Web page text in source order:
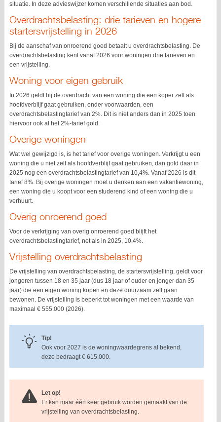
situatie. In deze advieswijzer komen verschillende situaties aan bod.
Overdrachtsbelasting: drie tarieven en hogere
startersvrijstelling in 2026
Bij de aanschaf van onroerend goed betaalt u overdrachtsbelasting. De
overdrachtsbelasting kent vanaf 2026 voor woningen drie tarieven en
een vrijstelling.
Woning voor eigen gebruik
In 2026 geldt bij de overdracht van een woning die een koper zelf als
hoofdverblijf gaat gebruiken, onder voorwaarden, een
overdrachtsbelastingtarief van 2%. Dit is niet anders dan in 2025 toen
hiervoor ook al het 2%-tarief gold.
Overige woningen
Wat wel gewijzigd is, is het tarief voor overige woningen. Verkrijgt u een
woning die u niet zelf als hoofdverblijf gaat gebruiken, dan gold daar in
2025 nog een overdrachtsbelastingtarief van 10,4%. Vanaf 2026 is dit
tarief 8%. Bij overige woningen moet u denken aan een vakantiewoning,
een woning die u koopt voor een studerend kind of een woning die u
verhuurt.
Overig onroerend goed
Voor de verkrijging van overig onroerend goed blijft het
overdrachtsbelastingtarief, net als in 2025, 10,4%.
Vrijstelling overdrachtsbelasting
De vrijstelling van overdrachtsbelasting, de startersvrijstelling, geldt voor
jongeren tussen 18 en 35 jaar (dus 18 jaar of ouder en jonger dan 35
jaar) die een eigen woning kopen en deze duurzaam zelf gaan
bewonen. De vrijstelling is beperkt tot woningen met een waarde van
maximaal € 555.000 (2026).
Tip!
Ook voor 2027 is de woningwaardegrens al bekend,
deze bedraagt € 615.000.
Let op!
Er kan maar één keer gebruik worden gemaakt van de
vrijstelling van overdrachtsbelasting.